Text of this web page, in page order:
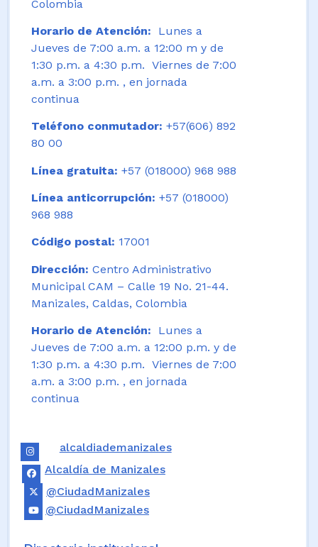
Colombia
Horario de Atención:
Lunes a
Jueves de 7:00 a.m. a 12:00 m y de
1:30 p.m. a 4:30 p.m. Viernes de 7:00
a.m. a 3:00 p.m. , en jornada
continua
Teléfono conmutador: +57(606) 892
80 00
Línea gratuita: +57 (018000) 968 988
Línea anticorrupción: +57 (018000)
968 988
Código postal: 17001
Dirección: Centro Administrativo
Municipal CAM – Calle 19 No. 21-44.
Manizales, Caldas, Colombia
Horario de Atención: Lunes a
Jueves de 7:00 a.m. a 12:00 p.m. y de
1:30 p.m. a 4:30 p.m. Viernes de 7:00
a.m. a 3:00 p.m. , en jornada
continua
alcaldiademanizales
Alcaldía de Manizales
@CiudadManizales
@CiudadManizales